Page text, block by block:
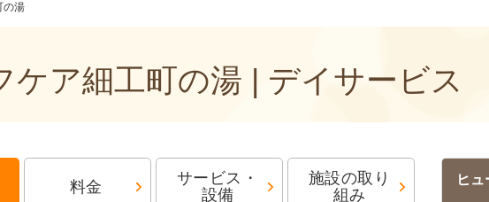
の湯
ケア細工町の湯 | デイサービス
料金
サービス・
設備
施設の取り
組み
ヒ